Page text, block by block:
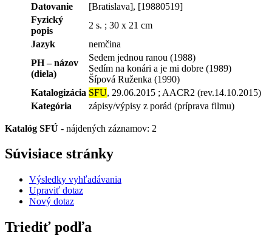
Datovanie
[Bratislava], [19880519]
Fyzický
popis
2 s. ; 30 x 21 cm
Jazyk
nemčina
PH – názov
(diela)
Sedem jednou ranou (1988)
Sedím na konári a je mi dobre (1989)
Šípová Ruženka (1990)
Katalogizácia SFU, 29.06.2015 ; AACR2 (rev.14.10.2015)
Kategória
zápisy/výpisy z porád (príprava filmu)
Katalóg SFÚ - nájdených záznamov: 2
Súvisiace stránky
Výsledky vyhľadávania
Upraviť dotaz
Nový dotaz
Triediť podľa